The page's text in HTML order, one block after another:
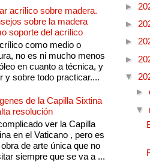
acrílico sobre madera.
sobre la madera
soporte del acrílico
como medio o
no es ni mucho menos
en cuanto a técnica, y
y sobre todo practicar....
de la Capilla Sixtina
resolución
ver la Capilla
en el Vaticano , pero es
de arte única que no
siempre que se va a ...
►
►
►
►
▼
►
▼